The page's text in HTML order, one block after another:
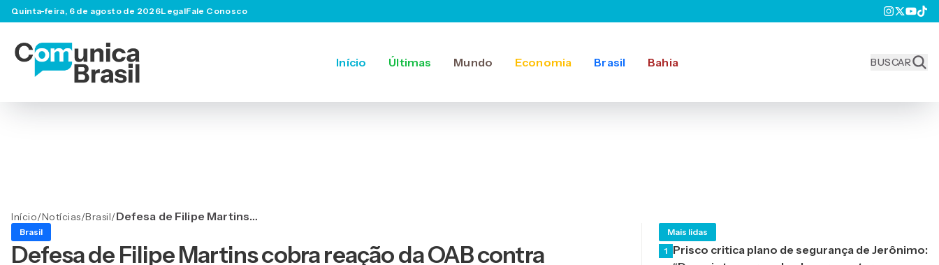
Quinta-feira, 6 de agosto de 2026LegalFale Conosco
Início Últimas Mundo Economia Brasil Bahia BUSCAR
Início/Notícias/Brasil/Defesa de Filipe Martins
contra “criminalização da
advocacia”
Brasil
Defesa de Filipe Martins cobra reação da OAB contra
Mais lidas
1 Prisco critica plano de segurança de Jerônimo: